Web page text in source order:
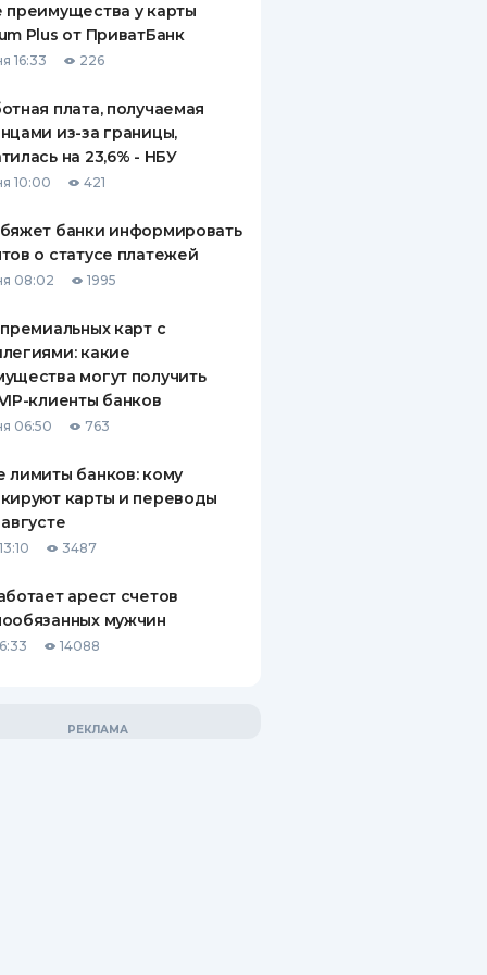
преимущества у карты
Plus от ПриватБанк
16:33 226
плата, получаемая
из-за границы,
на 23,6% - НБУ
10:00 421
банки информировать
о статусе платежей
08:02 1995
карт с
какие
могут получить
клиенты банков
06:50 763
лимиты банков: кому
карты и переводы
3487
арест счетов
мужчин
14088